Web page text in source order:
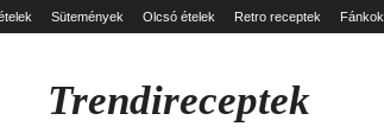
Sütemények Olcsó ételek Retro receptek Fánkok
Trendireceptek